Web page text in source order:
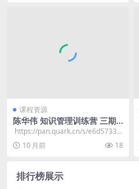
课程资源
陈华伟 知识管理训练营 三期
合集
​ https://pan.quark.cn/s/e6d5733d
419b 知识...
10 月前 18
排行榜展示